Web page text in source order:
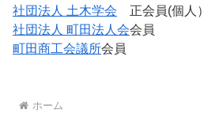
社団法人 土木学会 正会員(個人）
社団法人 町田法人会会員
町田商工会議所会員
ホーム